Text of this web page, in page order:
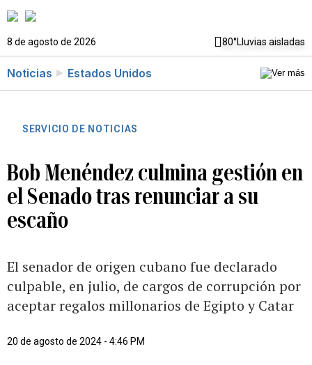
8 de agosto de 2026 80°Lluvias aisladas
Noticias Estados Unidos
SERVICIO DE NOTICIAS
Bob Menéndez culmina gestión en
el Senado tras renunciar a su
escaño
El senador de origen cubano fue declarado
culpable, en julio, de cargos de corrupción por
aceptar regalos millonarios de Egipto y Catar
20 de agosto de 2024 - 4:46 PM